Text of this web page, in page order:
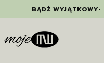
BĄDŹ WYJĄTKOWY•